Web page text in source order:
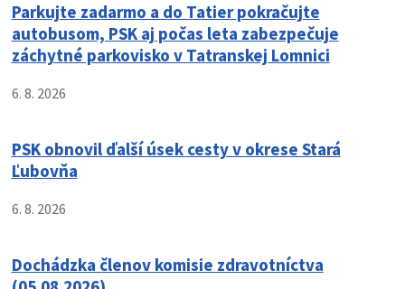
Parkujte zadarmo a do Tatier pokračujte
autobusom, PSK aj počas leta zabezpečuje
záchytné parkovisko v Tatranskej Lomnici
6. 8. 2026
PSK obnovil ďalší úsek cesty v okrese Stará
Ľubovňa
6. 8. 2026
Dochádzka členov komisie zdravotníctva